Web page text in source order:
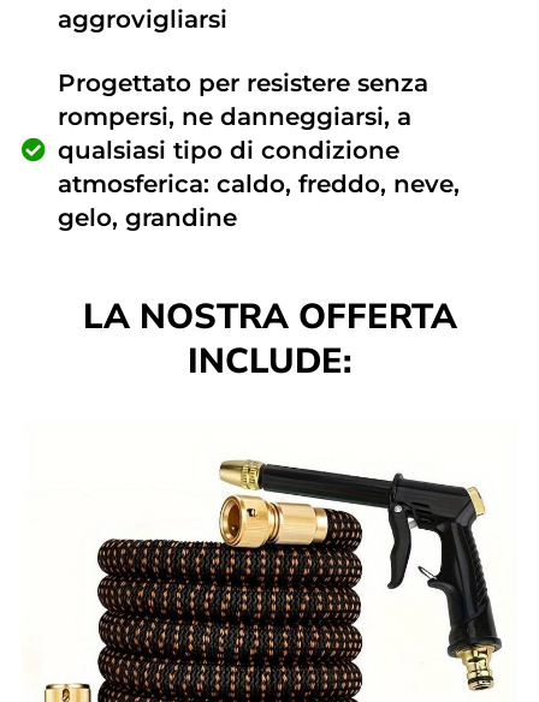
aggrovigliarsi
Progettato per resistere senza
rompersi, ne danneggiarsi, a
qualsiasi tipo di condizione
atmosferica: caldo, freddo, neve,
gelo, grandine
LA NOSTRA OFFERTA
INCLUDE: